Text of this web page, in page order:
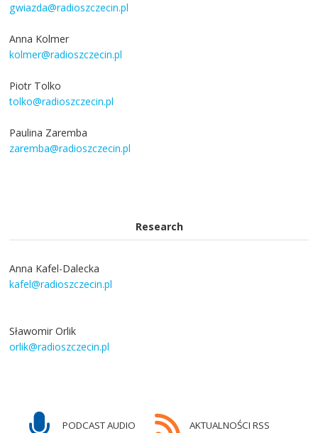
gwiazda@radioszczecin.pl
Anna Kolmer
kolmer@radioszczecin.pl
Piotr Tolko
tolko@radioszczecin.pl
Paulina Zaremba
zaremba@radioszczecin.pl
Research
Anna Kafel-Dalecka
kafel@radioszczecin.pl
Sławomir Orlik
orlik@radioszczecin.pl
PODCAST AUDIO AKTUALNOŚCI RSS